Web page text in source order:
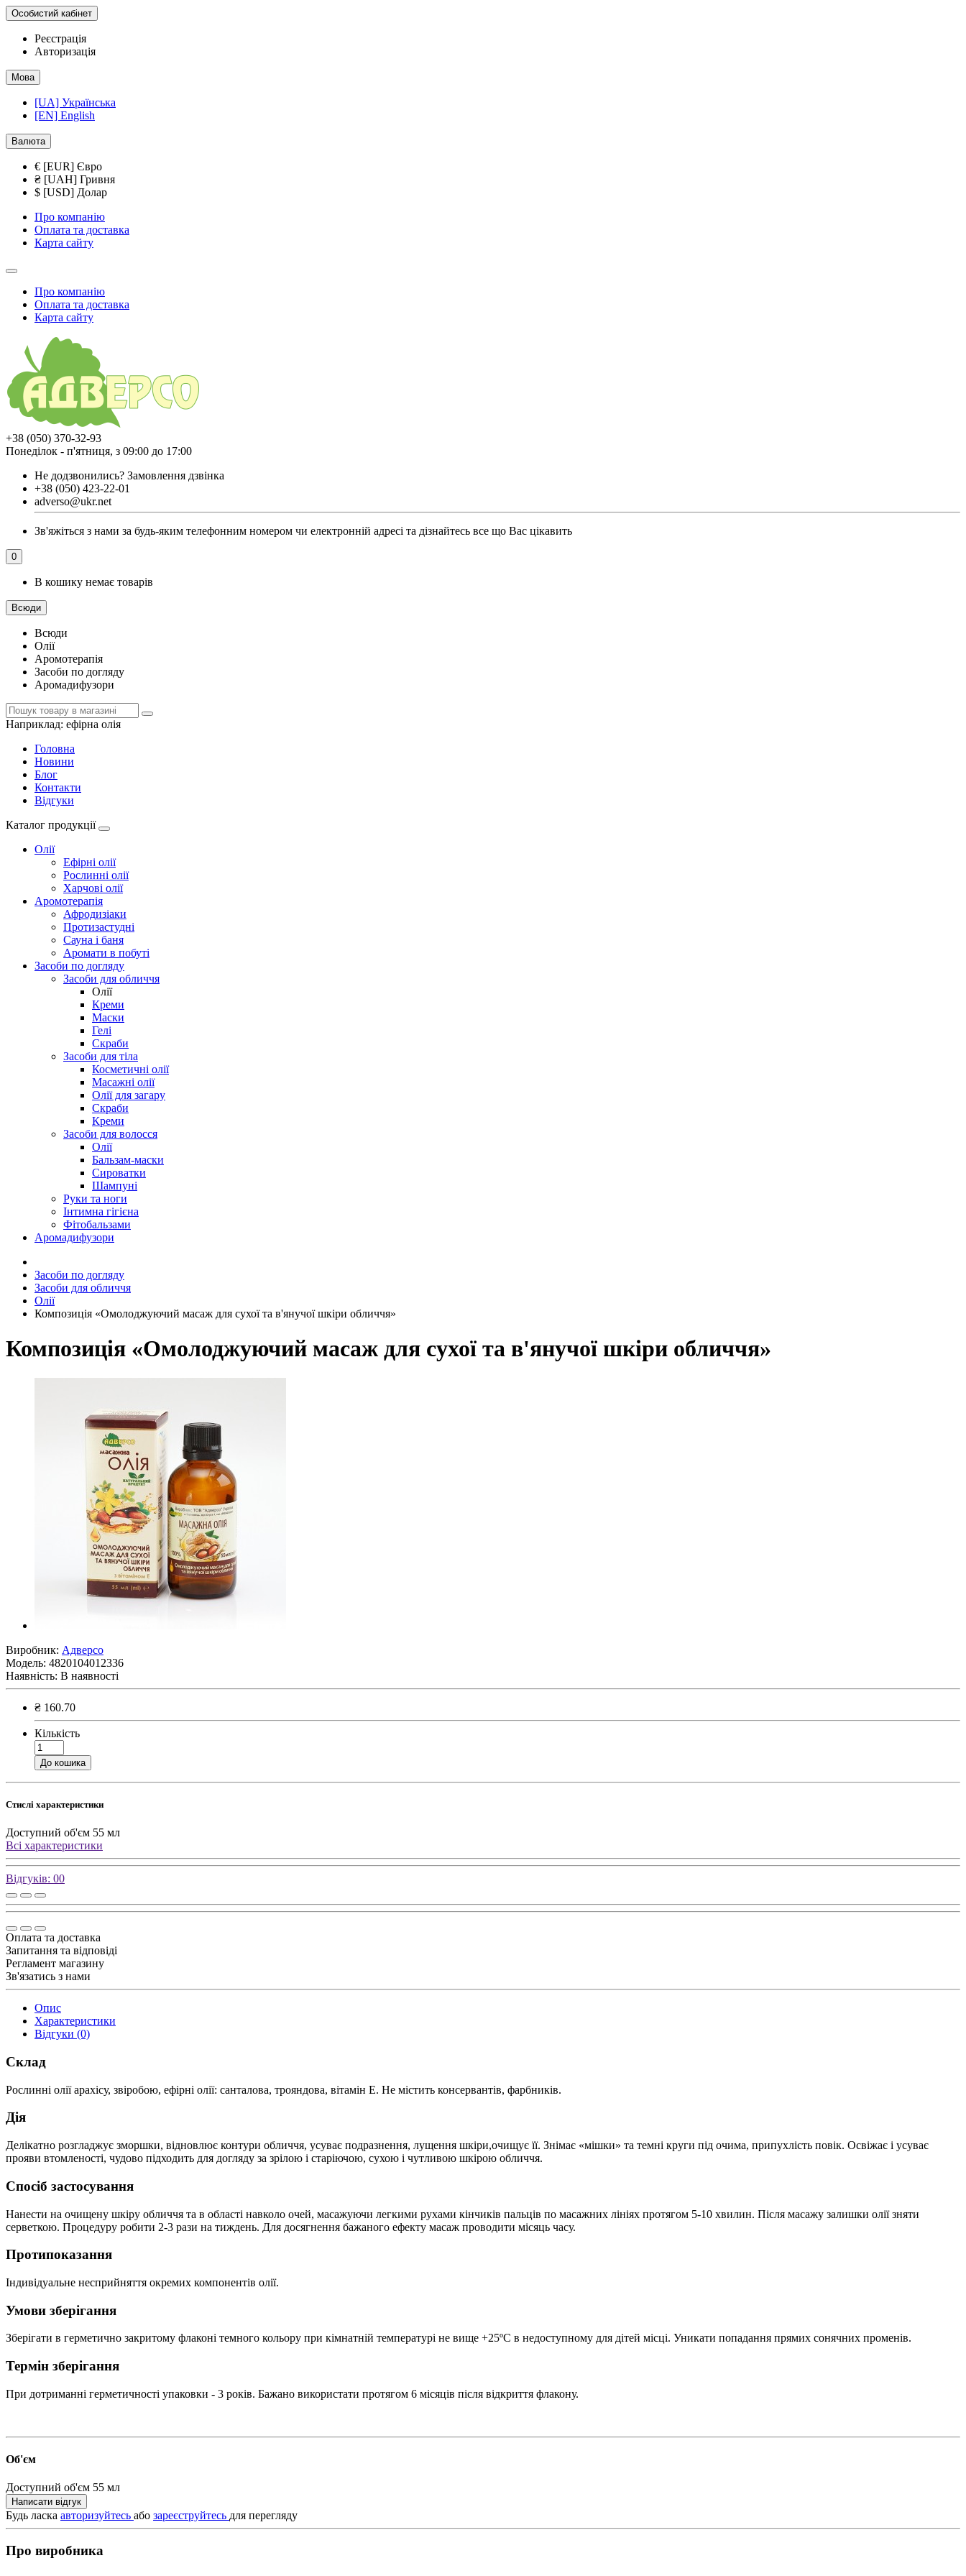
Особистий кабінет
Реєстрація
Авторизація
Мова
[UA] Українська
[EN] English
Валюта
€ [EUR] Євро
₴ [UAH] Гривня
$ [USD] Долар
Про компанію
Оплата та доставка
Карта сайту
Про компанію
Оплата та доставка
Карта сайту
+38 (050) 370-32-93
Понеділок - п'ятниця, з 09:00 до 17:00
Не додзвонились? Замовлення дзвінка
+38 (050) 423-22-01
adverso@ukr.net
Зв'яжіться з нами за будь-яким телефонним номером чи електронній адресі та дізнайтесь все що Вас цікавить
0
В кошику немає товарів
Всюди
Всюди
Олії
Аромотерапія
Засоби по догляду
Аромадифузори
Наприклад: ефірна олія
Головна
Новини
Блог
Контакти
Відгуки
Каталог продукції
Олії
Ефірні олії
Рослинні олії
Харчові олії
Аромотерапія
Афродизіаки
Протизастудні
Сауна і баня
Аромати в побуті
Засоби по догляду
Засоби для обличчя
Олії
Креми
Маски
Гелі
Скраби
Засоби для тіла
Косметичні олії
Масажні олії
Олії для загару
Скраби
Креми
Засоби для волосся
Олії
Бальзам-маски
Сироватки
Шампуні
Руки та ноги
Інтимна гігієна
Фітобальзами
Аромадифузори
Засоби по догляду
Засоби для обличчя
Олії
Композиція «Омолоджуючий масаж для сухої та в'янучої шкіри обличчя»
Композиція «Омолоджуючий масаж для сухої та в'янучої шкіри обличчя»
Виробник: Адверсо
Модель: 4820104012336
Наявність: В наявності
₴ 160.70
Кількість
До кошика
Стислі характеристики
Доступний об'єм 55 мл
Всі характеристики
Відгуків: 00
Оплата та доставка
Запитання та відповіді
Регламент магазину
Зв'язатись з нами
Опис
Характеристики
Відгуки (0)
Склад
Рослинні олії арахісу, звіробою, ефірні олії: санталова, трояндова, вітамін Е. Не містить консервантів, фарбників.
Дія
Делікатно розгладжує зморшки, відновлює контури обличчя, усуває подразнення, лущення шкіри,очищує її. Знімає «мішки» та темні круги під очима, припухлість повік. Освіжає і усуває
прояви втомленості, чудово підходить для догляду за зрілою і старіючою, сухою і чутливою шкірою обличчя.
Спосіб застосування
Нанести на очищену шкіру обличчя та в області навколо очей, масажуючи легкими рухами кінчиків пальців по масажних лініях протягом 5-10 хвилин. Після масажу залишки олії зняти
серветкою. Процедуру робити 2-3 рази на тиждень. Для досягнення бажаного ефекту масаж проводити місяць часу.
Протипоказання
Індивідуальне несприйняття окремих компонентів олії.
Умови зберігання
Зберігати в герметично закритому флаконі темного кольору при кімнатній температурі не вище +25ºC в недоступному для дітей місці. Уникати попадання прямих сонячних променів.
Термін зберігання
При дотриманні герметичності упаковки - 3 років. Бажано використати протягом 6 місяців після відкриття флакону.
Об'єм
Доступний об'єм 55 мл
Написати відгук
Будь ласка авторизуйтесь або зареєструйтесь для перегляду
Про виробника